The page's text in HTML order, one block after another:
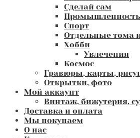
Сделай сам
Промышленность
Спорт
Отдельные тома
Хобби
Увлечения
Космос
Гравюры, карты,
Открытки, фото
Мой аккаунт
Винтаж, бижутерия,
Доставка и оплата
Мы покупаем
О нас